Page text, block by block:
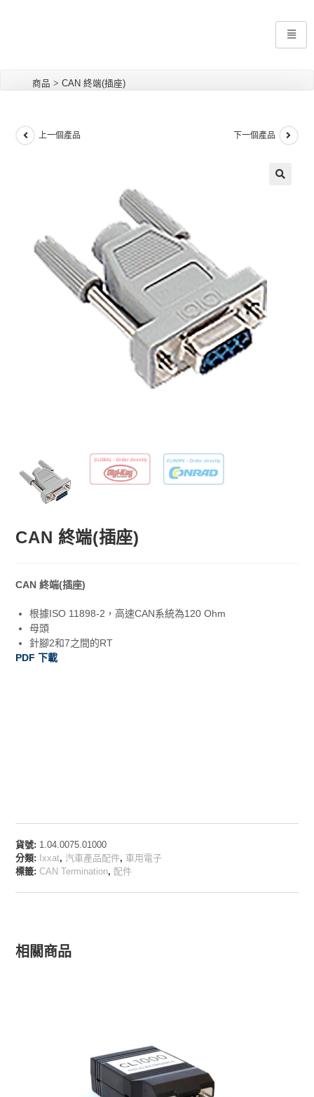
商品 > CAN 終端(插座)
上一個產品 下一個產品
CAN 終端(插座)
CAN 終端(插座)
根據ISO 11898-2，高速CAN系統為120 Ohm
母頭
針腳2和7之間的RT
PDF 下載
貨號: 1.04.0075.01000
分類: Ixxat, 汽車產品配件, 車用電子
標籤:CAN Termination,配件
相關商品